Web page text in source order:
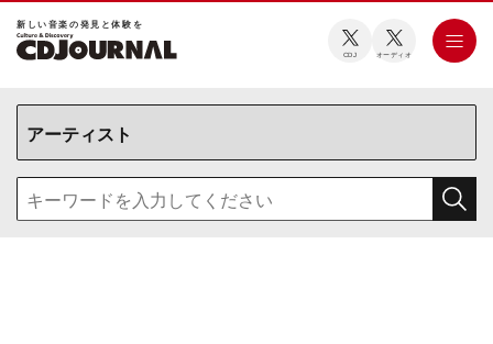
新しい⾳楽の発⾒と体験を
CDJ オーディオ